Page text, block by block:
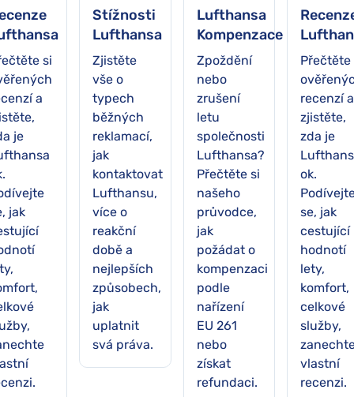
si
a
je
jak
Stížnosti
Lufthansa
Zjistěte
vše o
typech
běžných
reklamací,
jak
kontaktovat
Lufthansu,
více o
reakční
době a
nejlepších
způsobech,
jak
uplatnit
svá práva.
Lufthansa
Kompenzace
Zpoždění
nebo
zrušení
letu
společnosti
Lufthansa?
Přečtěte si
našeho
průvodce,
jak
požádat o
kompenzaci
podle
nařízení
EU 261
nebo
získat
refundaci.
Přečtěte
recenzí a
zjistěte,
zda je
ok.
se, jak
cestující
hodnotí
lety,
komfort,
celkové
služby,
vlastní
recenzi.